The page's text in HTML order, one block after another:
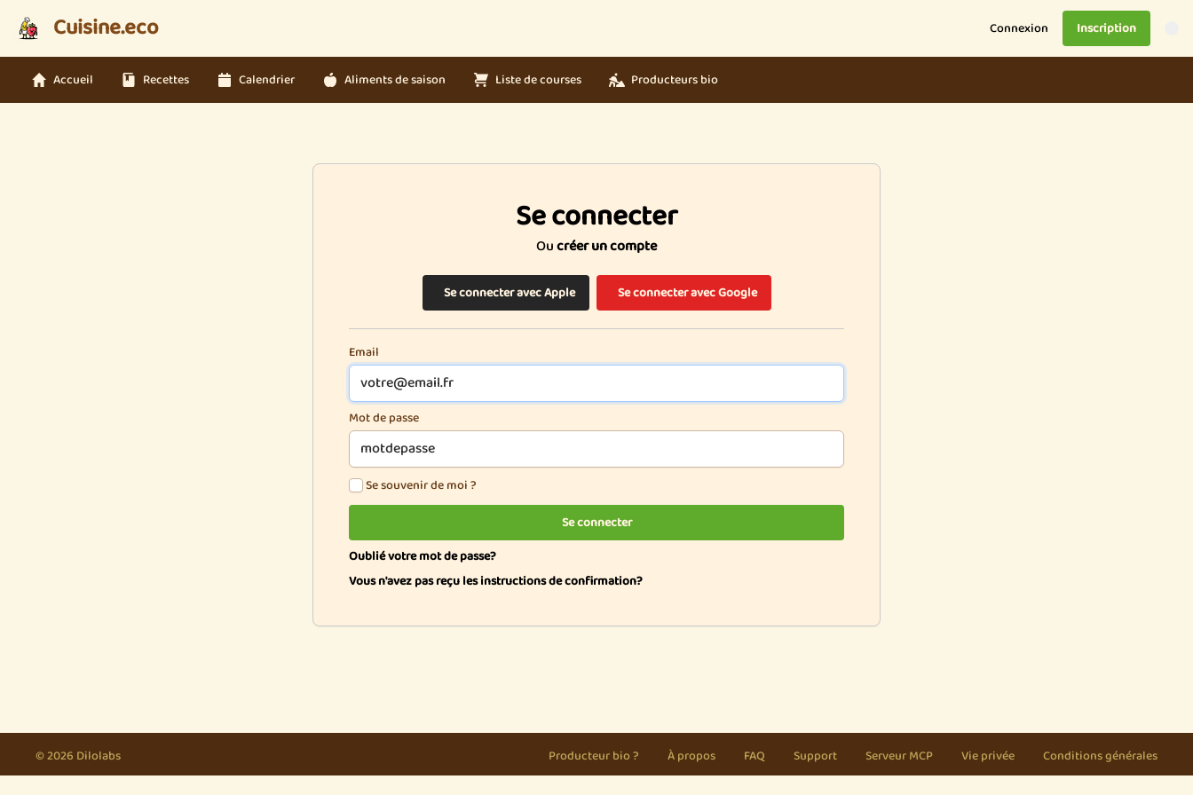
Cuisine.eco Connexion Inscription
Accueil Recettes Calendrier Aliments de saison Liste de courses Producteurs bio
Se connecter
Oucréer un compte
Se connecter avec Apple Se connecter avec Google
Email
Mot de passe
Se souvenir de moi ?
Oublié votre mot de passe?
Vous n'avez pas reçu les instructions de confirmation?
© 2026 Dilolabs Producteur bio ? À propos FAQ Support Serveur MCP Vie privée Conditions générales